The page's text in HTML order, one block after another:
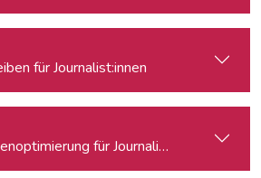
für Journalist:innen
für Journalist:innen